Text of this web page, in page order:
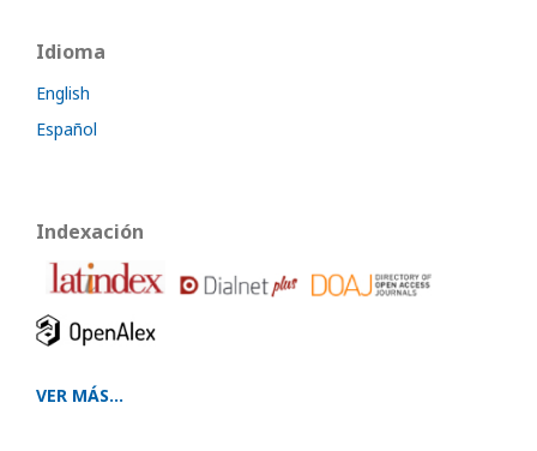
Idioma
English
Español
Indexación
VER MÁS...